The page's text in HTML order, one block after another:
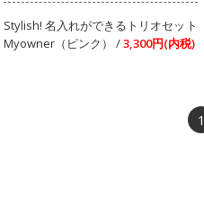
Stylish! 名入れができるトリオセット
Myowner（ピンク） /3,300円(内税)
1